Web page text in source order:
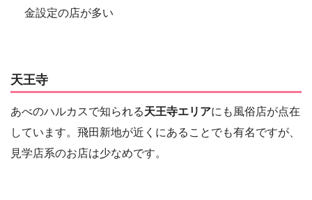
金設定の店が多い
天王寺
あべのハルカスで知られる天王寺エリアにも風俗店が点在
しています。飛田新地が近くにあることでも有名ですが、
見学店系のお店は少なめです。